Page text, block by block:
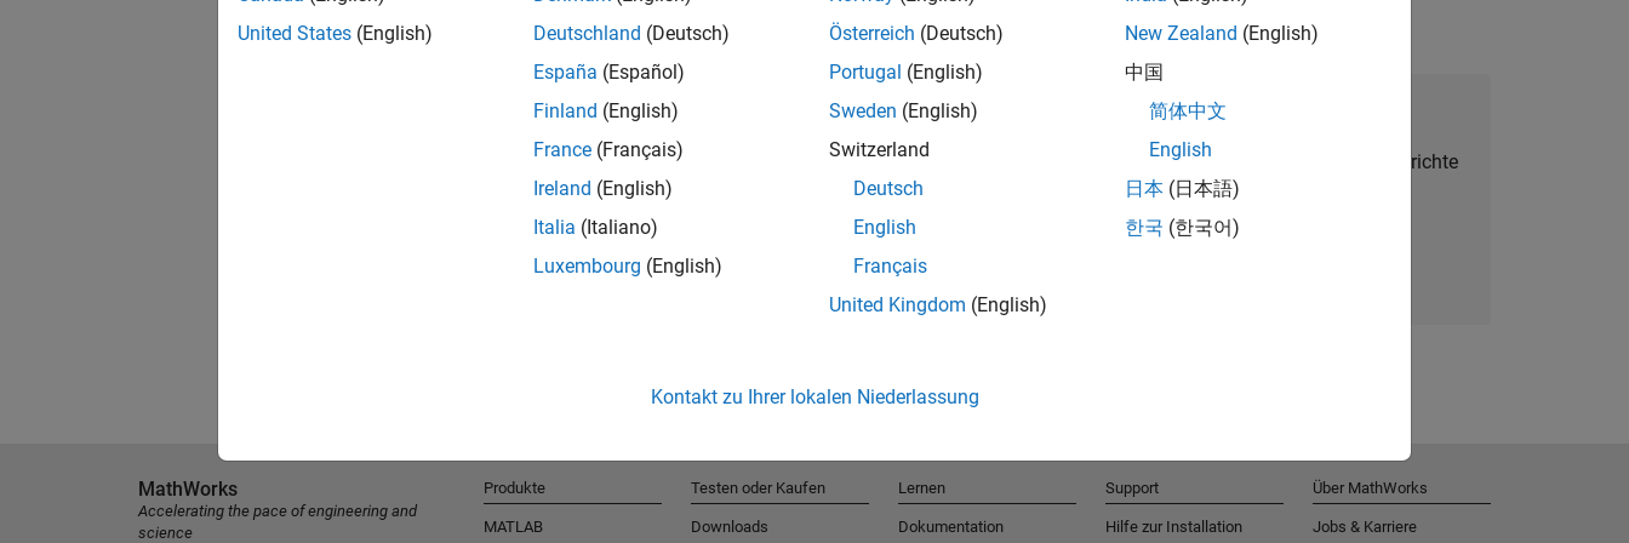
Talent Network beitreten
Erhalten Sie personalisierte Stellenangebote, Berichte
und Unternehmensneuigkeiten.
United States (English)
Deutschland (Deutsch)
España (Español)
Finland (English)
France (Français)
Ireland (English)
Italia (Italiano)
Luxembourg (English)
Österreich (Deutsch)
Portugal (English)
Sweden (English)
Switzerland
Deutsch
English
Français
United Kingdom (English)
New Zealand (English)
中国
简体中文
English
日本 (日本語)
한국 (한국어)
Kontakt zu Ihrer lokalen Niederlassung
MathWorks
Accelerating the pace of engineering and
science
Produkte
MATLAB
Testen oder Kaufen
Downloads
Lernen
Dokumentation
Support
Hilfe zur Installation
Über MathWorks
Jobs & Karriere